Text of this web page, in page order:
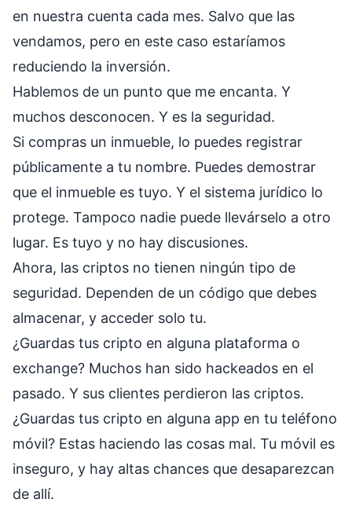
en nuestra cuenta cada mes. Salvo que las
vendamos, pero en este caso estaríamos
reduciendo la inversión.
Hablemos de un punto que me encanta. Y
muchos desconocen. Y es la seguridad.
Si compras un inmueble, lo puedes registrar
públicamente a tu nombre. Puedes demostrar
que el inmueble es tuyo. Y el sistema jurídico lo
protege. Tampoco nadie puede llevárselo a otro
lugar. Es tuyo y no hay discusiones.
Ahora, las criptos no tienen ningún tipo de
seguridad. Dependen de un código que debes
almacenar, y acceder solo tu.
¿Guardas tus cripto en alguna plataforma o
exchange? Muchos han sido hackeados en el
pasado. Y sus clientes perdieron las criptos.
¿Guardas tus cripto en alguna app en tu teléfono
móvil? Estas haciendo las cosas mal. Tu móvil es
inseguro, y hay altas chances que desaparezcan
de allí.